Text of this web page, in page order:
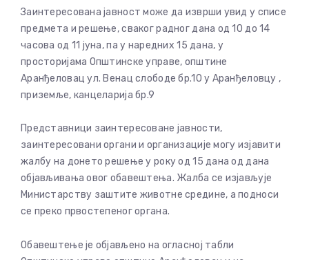
Заинтересована јавност може да изврши увид у списе
предмета и решење, сваког радног дана од 10 до 14
часова од 11 јуна, па у наредних 15 дана, у
просторијама Општинске управе, општине
Аранђеловац ул. Венац слободе бр.10 у Аранђеловцу ,
приземље, канцеларија бр.9
Представници заинтересоване јавности,
заинтересовани органи и организације могу изјавити
жалбу на донето решење у року од 15 дана од дана
објављивања овог обавештења. Жалба се изјављује
Министарству заштите животне средине, а подноси
се преко првостепеног органа.
Обавештење је објављено на огласној табли